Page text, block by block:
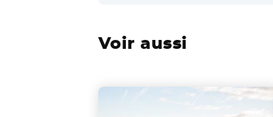
Voir aussi